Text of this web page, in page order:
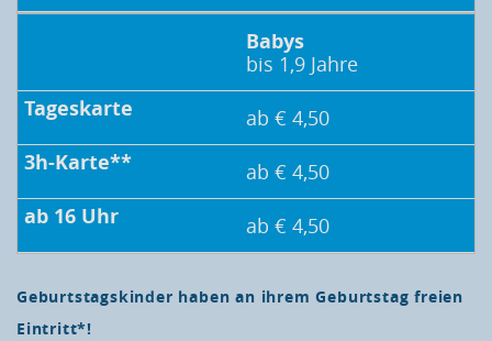
Babys
bis 1,9 Jahre
ab € 4,50
ab € 4,50
ab € 4,50
Geburtstagskinder haben an ihrem Geburtstag freien
Eintritt*!